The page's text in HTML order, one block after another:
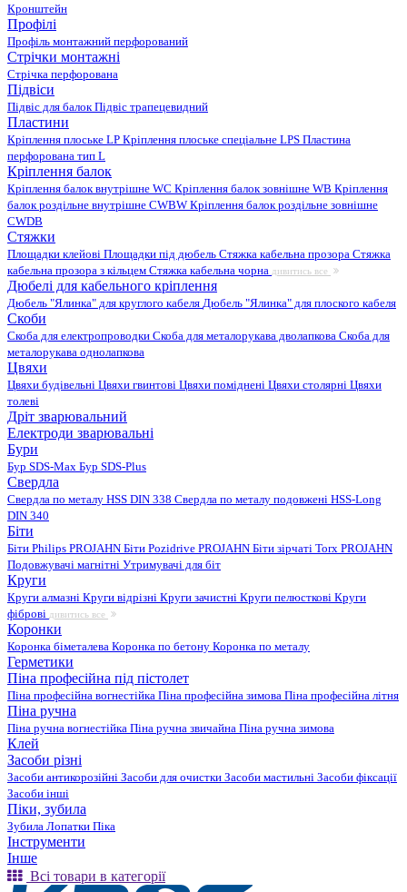
Кронштейн
Профілі
Профіль монтажний перфорований
Стрічки монтажні
Стрічка перфорована
Підвіси
Підвіс для балокПідвіс трапецевидний
Пластини
Кріплення плоське LP Кріплення плоське спеціальне LPS Пластина
перфорована тип L
Кріплення балок
Кріплення балок внутрішне WC Кріплення балок зовнішне WB Кріплення
балок роздільне внутрішне CWBW Кріплення балок роздільне зовнішне
CWDB
Стяжки
Площадки клейові Площадки під дюбель Стяжка кабельна прозора Стяжка
кабельна прозора з кільцем Стяжка кабельна чорна дивитись все
Дюбелі для кабельного кріплення
Дюбель "Ялинка" для круглого кабеля Дюбель "Ялинка" для плоского кабеля
Скоби
Скоба для електропроводки Скоба для металорукава дволапкова Скоба для
металорукава однолапкова
Цвяхи
Цвяхи будівельні Цвяхи гвинтові Цвяхи поміднені Цвяхи столярні Цвяхи
толеві
Дріт зварювальний
Електроди зварювальні
Бури
Бур SDS-Max Бур SDS-Plus
Свердла
Свердла по металу HSS DIN 338 Свердла по металу подовжені HSS-Long
DIN 340
Біти
Біти Philips PROJAHN Біти Pozidrive PROJAHN Біти зірчаті Torx PROJAHN
Подовжувачі магнітні Утримувачі для біт
Круги
Круги алмазні Круги відрізні Круги зачистні Круги пелюсткові Круги
фіброві дивитись все
Коронки
Коронка біметалева Коронка по бетону Коронка по металу
Герметики
Піна професійна під пістолет
Піна професійна вогнестійка Піна професійна зимова Піна професійна літня
Піна ручна
Піна ручна вогнестійка Піна ручна звичайна Піна ручна зимова
Клей
Засоби різні
Засоби антикорозійні Засоби для очистки Засоби мастильні Засоби фіксації
Засоби інші
Піки, зубила
Зубила Лопатки Піка
Інструменти
Інше
Всі товари в категорії